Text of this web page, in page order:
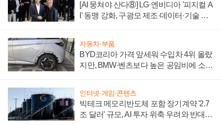
[AI 뭉쳐야 산다⑧] LG·엔비디아 '피지컬 A
I' 동맹 강화, 구광모 제조·데이터·기술 결
자동차·부품
BYD코리아 가격 앞세워 수입차 4위 올랐
지만, BMW·벤츠보다 높은 공임비에 소비
인터넷·게임·콘텐츠
빅테크 메모리반도체 포함 장기계약 '2.7
조 달러' 규모, AI 투자 위축 우려와 반대